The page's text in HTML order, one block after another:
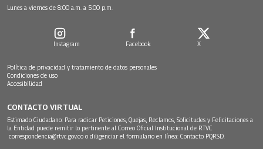
Lunes a viernes de 8:00 a.m. a 5:00 p.m.
Instagram Facebook X
Política de privacidad y tratamiento de datos personales
Condiciones de uso
Accesibilidad
CONTACTO VIRTUAL
Estimado Ciudadano: Para radicar Peticiones, Quejas, Reclamos, Solicitudes y Felicitaciones a
la Entidad puede remitir lo pertinente al Correo Oficial Institucional de RTVC
correspondencia@rtvc.gov.co o diligenciar el formulario en línea: Contacto PQRSD.